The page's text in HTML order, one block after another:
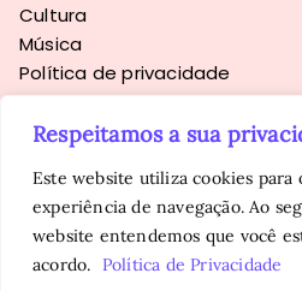
Respeitamos a sua
Este website utiliza cookies
experiência de navegação. Ao
website entendemos que você
acordo. Política de Privacidade
Cultura
Música
Política de privacidade
Copyright © 2016 - 2026Sopa
reservados.
É proibida a reprodução, total ou
autorização prévia da autora.